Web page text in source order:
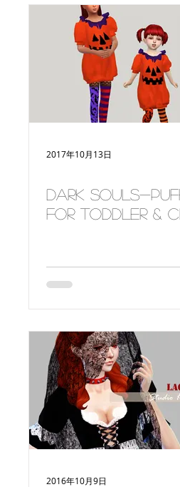
2017年10月13日
Dark Souls-
for toddler &
2016年10月9日